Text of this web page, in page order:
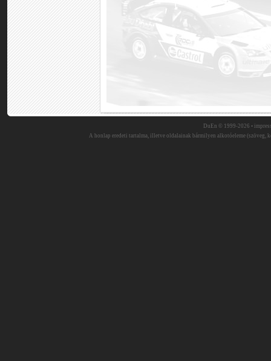
DuEn © 1999-2026 •
A honlap eredeti tartalma, illetve oldalainak bármilyen alkotóeleme (szöveg,